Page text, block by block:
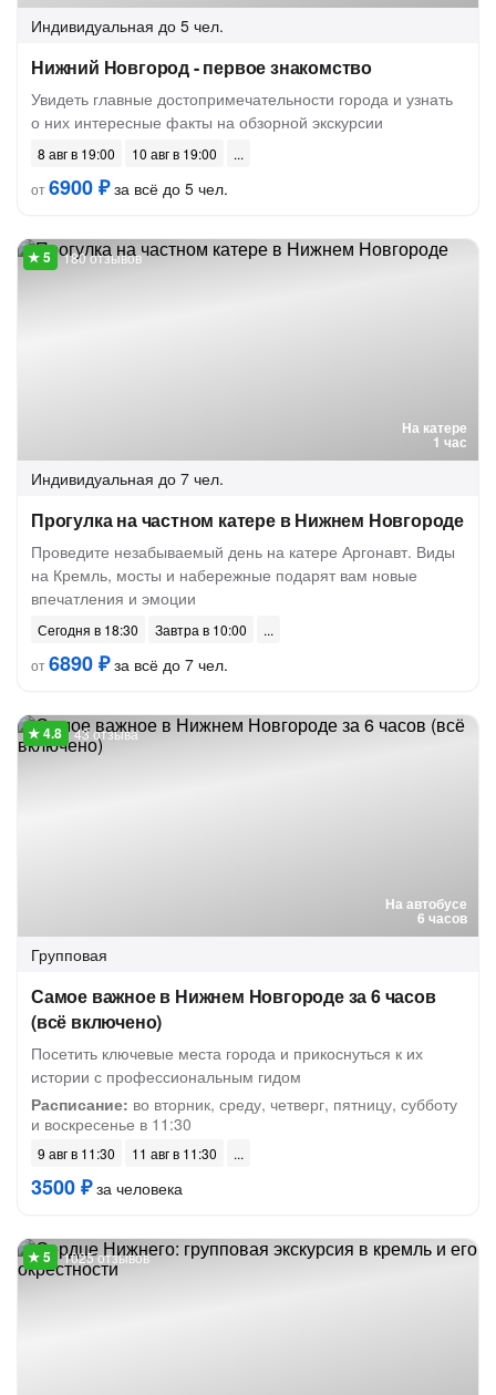
Индивидуальная до 5 чел.
Нижний Новгород - первое знакомство
Увидеть главные достопримечательности города и узнать
о них интересные факты на обзорной экскурсии
8 авг в 19:00
10 авг в 19:00
от6900 ₽за всё до 5 чел.
На катере
1 час
180 отзывов
Индивидуальная до 7 чел.
Прогулка на частном катере в Нижнем Новгороде
Проведите незабываемый день на катере Аргонавт. Виды
на Кремль, мосты и набережные подарят вам новые
впечатления и эмоции
Сегодня в 18:30
Завтра в 10:00
от6890 ₽за всё до 7 чел.
На автобусе
6 часов
43 отзыва
Групповая
Самое важное в Нижнем Новгороде за 6 часов
(всё включено)
Посетить ключевые места города и прикоснуться к их
истории с профессиональным гидом
Расписание: во вторник, среду, четверг, пятницу, субботу
и воскресенье в 11:30
9 авг в 11:30 11 авг в 11:30
3500 ₽за человека
1025 отзывов